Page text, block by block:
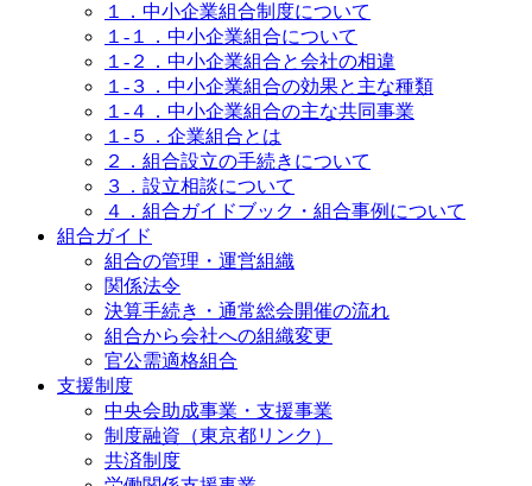
１．中小企業組合制度について
１-１．中小企業組合について
１-２．中小企業組合と会社の相違
１-３．中小企業組合の効果と主な種類
１-４．中小企業組合の主な共同事業
１-５．企業組合とは
２．組合設立の手続きについて
３．設立相談について
４．組合ガイドブック・組合事例について
組合ガイド
組合の管理・運営組織
関係法令
決算手続き・通常総会開催の流れ
組合から会社への組織変更
官公需適格組合
支援制度
中央会助成事業・支援事業
制度融資（東京都リンク）
共済制度